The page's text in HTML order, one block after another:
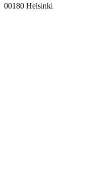
00180 Helsinki